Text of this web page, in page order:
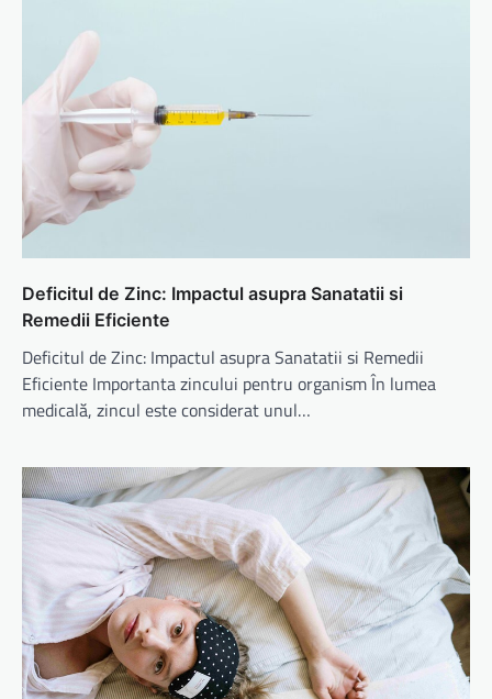
Deficitul de Zinc: Impactul asupra Sanatatii si
Remedii Eficiente
Deficitul de Zinc: Impactul asupra Sanatatii si Remedii
Eficiente Importanta zincului pentru organism În lumea
medicală, zincul este considerat unul…